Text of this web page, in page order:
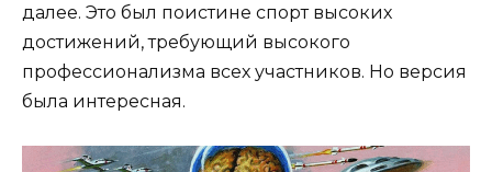
далее. Это был поистине спорт высоких
достижений, требующий высокого
профессионализма всех участников. Но версия
была интересная.